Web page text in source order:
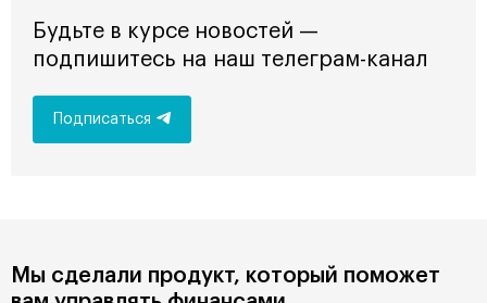
Будьте в курсе новостей —
подпишитесь на наш телеграм-канал
Подписаться
Мы сделали продукт, который поможет